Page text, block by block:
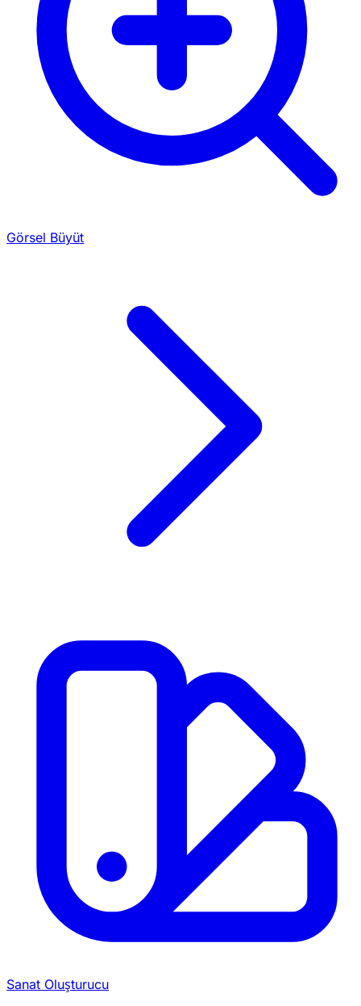
Görsel Büyüt
Sanat Oluşturucu